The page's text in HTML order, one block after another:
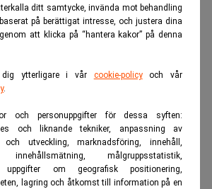
ditt samtycke, invända mot behandling
på berättigat intresse, och justera dina
att klicka på “hantera kakor” på denna
dig ytterligare i vår cookie-policyoch vår
.
och personuppgifter för dessa syften:
och liknande tekniker, anpassning av
och utveckling, marknadsföring, innehåll,
målgruppsstatistik,
uppgifter om geografisk positionering,
lagring och åtkomst till information på en